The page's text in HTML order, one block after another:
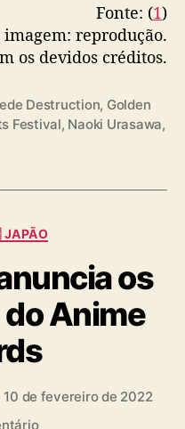
Fonte: (1)
imagem: reprodução.
os devidos créditos.
Destruction, Golden
Festival, Naoki Urasawa,
os
Anime
10 de fevereiro de 2022
e